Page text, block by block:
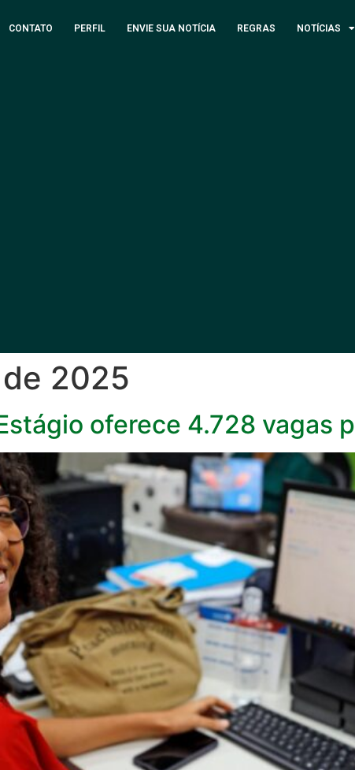
CONTATO PERFIL ENVIE SUA NOTÍCIA REGRAS NOTÍCIAS
2025
oferece 4.728 vagas